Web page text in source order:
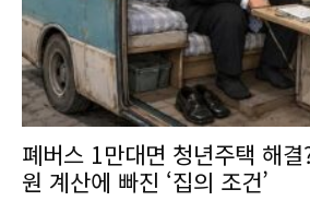
폐버스 1만대면 청년주택 해
원 계산에 빠진 ‘집의 조건’